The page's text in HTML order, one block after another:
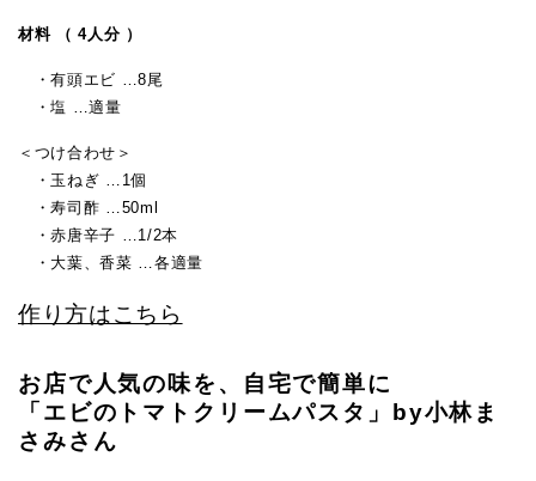
材料 （ 4人分 ）
・有頭エビ …8尾
・塩 …適量
＜つけ合わせ＞
・玉ねぎ …1個
・寿司酢 …50ml
・赤唐辛子 …1/2本
・大葉、香菜 …各適量
作り方はこちら
お店で人気の味を、自宅で簡単に
「エビのトマトクリームパスタ」by小林ま
さみさん